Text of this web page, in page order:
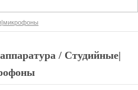
/ Студийные|